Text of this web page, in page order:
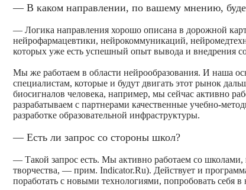
— В каком направлении, по вашему мнению,
— Логика направления хорошо описана в дорожной
нейрофармацевтики, нейрокоммуникаций,
которых уже есть успешный опыт вывода и внедрения
Мы же работаем в области нейрообразования. И наша
специалистам, которые и будут двигать этот рынок
биосигналов человека, например, мы сейчас активно
разрабатываем с партнерами качественные учебно-
разработке образовательной инфраструктуры.
— Есть ли запрос со стороны школ?
— Такой запрос есть. Мы активно работаем со
творчества, — прим. Indicator.Ru). Действует и
поработать с новыми технологиями, попробовать себя